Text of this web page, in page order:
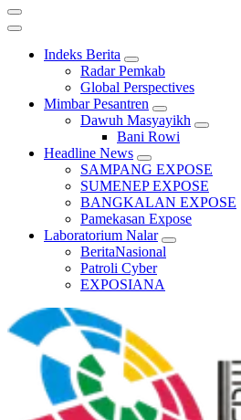
Indeks Berita
Radar Pemkab
Global Perspectives
Mimbar Pesantren
Dawuh Masyayikh
Bani Rowi
Headline News
SAMPANG EXPOSE
SUMENEP EXPOSE
BANGKALAN EXPOSE
Pamekasan Expose
Laboratorium Nalar
BeritaNasional
Patroli Cyber
EXPOSIANA